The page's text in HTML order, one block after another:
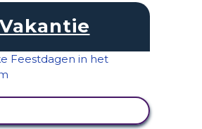
Vakantie